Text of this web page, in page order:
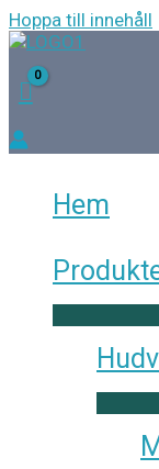
Hoppa till innehåll
Hem